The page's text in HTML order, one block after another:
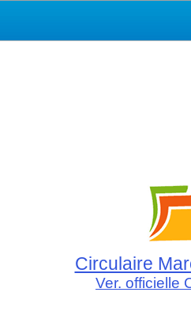
Circulaire
Ver. officielle